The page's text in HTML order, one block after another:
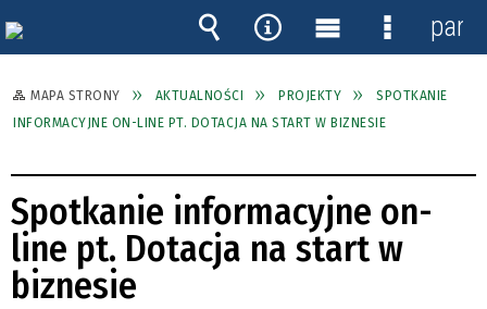
MAPA STRONY AKTUALNOŚCI PROJEKTY
SPOTKANIE
INFORMACYJNE ON-LINE PT. DOTACJA NA START W BIZNESIE
Spotkanie informacyjne on-
line pt. Dotacja na start w
biznesie
Wyszukiwarka
Narzędzia
Menu
główne
Menu
panel